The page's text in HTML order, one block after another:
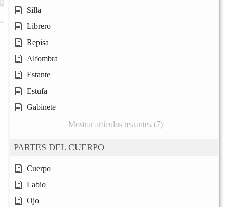
Silla
Librero
Repisa
Alfombra
Estante
Estufa
Gabinete
Mostrar artículos restantes (7)
PARTES DEL CUERPO
Cuerpo
Labio
Ojo